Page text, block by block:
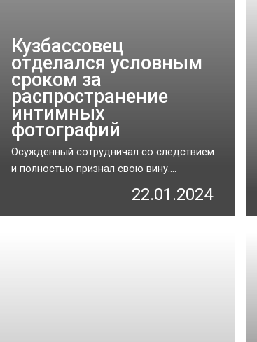
Кузбассовец
отделался условным
сроком за
распространение
интимных
фотографий
Осужденный сотрудничал со следствием
и полностью признал свою вину....
22.01.2024